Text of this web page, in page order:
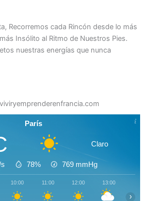
Recorremos cada Rincón desde lo más
Insólito al Ritmo de Nuestros Pies.
nuestras energías que nunca
París
Claro
78% 769 mmHg
10:00 11:00 12:00 13:00
›